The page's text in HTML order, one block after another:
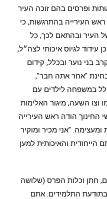
ופרסים בהם זוכה העיר
העירייה בהתרגשות, כי
העיר ובהתאם לכך, כל
עידוד לגיוס איכותי לצה״ל,
בני נוער ובכלל, קידום
"אחר אתה חבר",
במשפחה לילדים עם
וצו השעה, מיגור האלימות
החינוך הודה ראש העירייה
"אני מכיר ומוקיר
הייחודית והאיכותית למען
חתן וכלות הפרס (שלושה
התלמידים. אתם